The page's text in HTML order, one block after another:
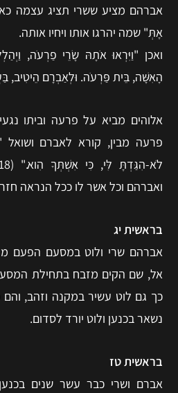
אברהם מציע ששרי תציג עצמה
אָתְּ" שמה יהרגו אותו ויחיו אותה.
ואכן "וַיִּרְאוּ אֹתָהּ שָׂרֵי פַרְעֹה,
הָאִשָּׁה, בֵּית פַּרְעֹה. וּלְאַבְרָם הֵיטִיב,
אלוהים מביא על פרעה וביתו
פרעה מבין, קורא לאברם
ואברהם וכל אשר לו ככל הנראה
בראשית יג
אברהם שרי ולוט במסעם הפעם
אל, שם הקים מזבח בתחילת
כך גם לוט עשיר במקנה וזהב,
נשאר בכנען ולוט יורד לסדום.
בראשית טז
אברם ושרי כבר עשר שנים